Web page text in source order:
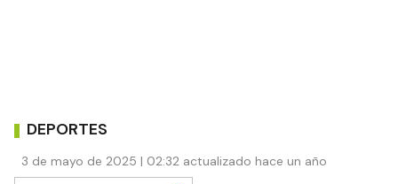
DEPORTES
3 de mayo de 2025 | 02:32 actualizado hace un año